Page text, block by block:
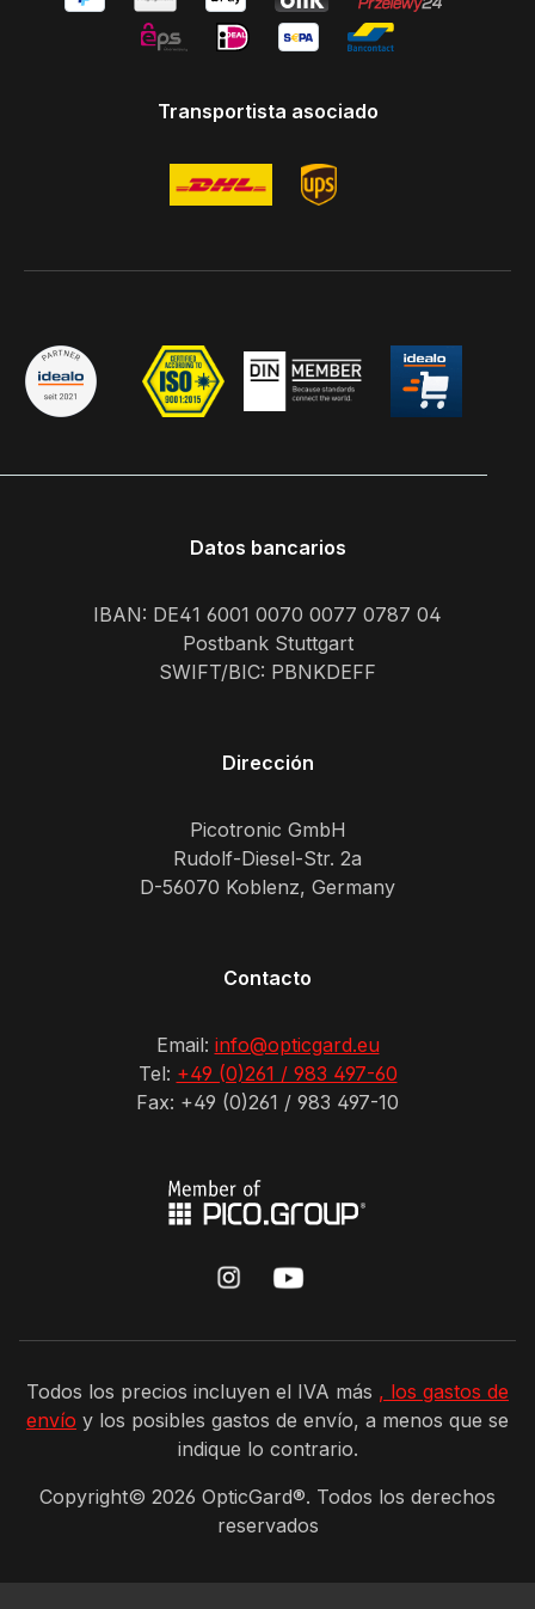
Transportista asociado
Datos bancarios
IBAN: DE41 6001 0070 0077 0787 04
Postbank Stuttgart
SWIFT/BIC: PBNKDEFF
Dirección
Picotronic GmbH
Rudolf-Diesel-Str. 2a
D-56070 Koblenz, Germany
Contacto
Email: info@opticgard.eu
Tel: +49 (0)261 / 983 497-60
Fax: +49 (0)261 / 983 497-10
Todos los precios incluyen el IVA más , los gastos de
envío y los posibles gastos de envío, a menos que se
indique lo contrario.
Copyright© 2026 OpticGard®. Todos los derechos
reservados